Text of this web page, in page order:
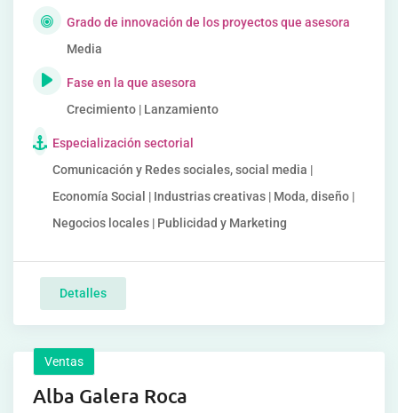
Grado de innovación de los proyectos que asesora
Media
Fase en la que asesora
Crecimiento | Lanzamiento
Especialización sectorial
Comunicación y Redes sociales, social media |
Economía Social | Industrias creativas | Moda, diseño |
Negocios locales | Publicidad y Marketing
Detalles
Ventas
Alba Galera Roca